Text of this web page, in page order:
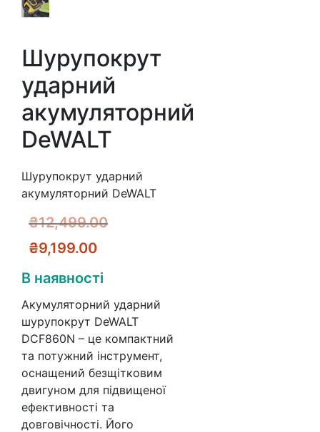
Шурупокрут
ударний
акумуляторний
DeWALT
Шурупокрут ударний
акумуляторний DeWALT
₴12,499.00Оригінальна
₴9,199.00Поточна
ціна:
₴9,199.00.
В наявності
Акумуляторний ударний
шурупокрут DeWALT
DCF860N – це компактний
та потужний інструмент,
оснащений безщітковим
двигуном для підвищеної
ефективності та
довговічності. Його